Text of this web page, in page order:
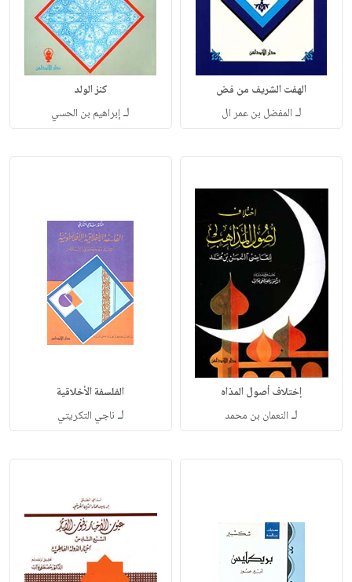
الهفت الشريف من فض
لـ المفضل بن عمر ال
كنز الولد
لـإبراهيم بن الحسي
إختلاف أصول المذاه
لـ النعمان بن محمد
الفلسفة الأخلاقية
لـ ناجي التكريتي